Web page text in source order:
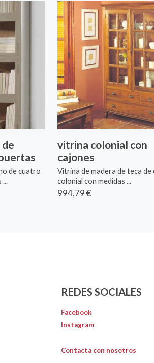
de cuatro
...
vitrina colonial con
cajones
Vitrina de madera de teca de
colonial con medidas ...
994,79 €
REDES SOCIALES
Facebook
Instagram
Contacta con nosotros